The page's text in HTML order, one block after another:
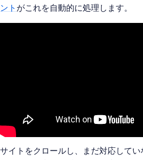
ント がこれを自動的に処理します。
サイトをクロールし、まだ対応してい